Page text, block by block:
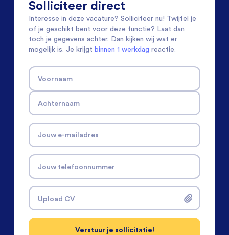
Solliciteer direct
Interesse in deze vacature? Solliciteer nu! Twijfel je
of je geschikt bent voor deze functie? Laat dan
toch je gegevens achter. Dan kijken wij wat er
mogelijk is. Je krijgt binnen 1 werkdag reactie.
Voornaam
Achternaam
Jouw e-mailadres
Jouw telefoonnummer
Upload CV
Verstuur je sollicitatie!